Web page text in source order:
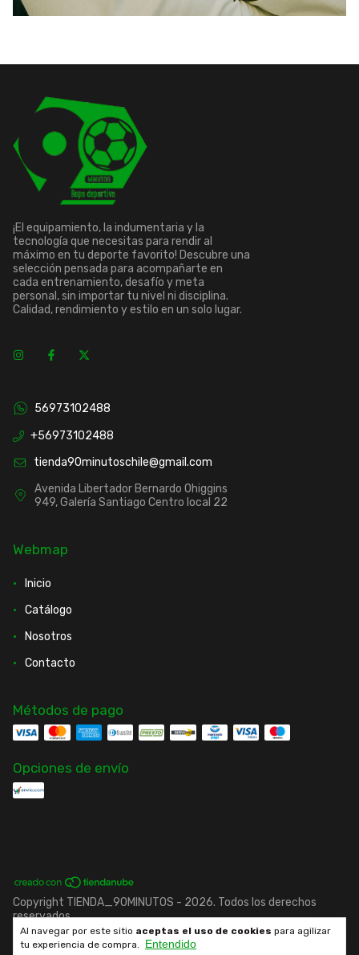
Al navegar por este sitio aceptas el uso de cookies para agilizar
tu experiencia de compra.
Entendido
¡El equipamiento, la indumentaria y la
tecnología que necesitas para rendir al
máximo en tu deporte favorito! Descubre una
selección pensada para acompañarte en
cada entrenamiento, desafío y meta
personal, sin importar tu nivel ni disciplina.
Calidad, rendimiento y estilo en un solo lugar.
56973102488
+56973102488
tienda90minutoschile@gmail.com
Avenida Libertador Bernardo Ohiggins
949, Galería Santiago Centro local 22
Webmap
Inicio
Catálogo
Nosotros
Contacto
Métodos de pago
Opciones de envío
Copyright TIENDA_90MINUTOS - 2026. Todos los derechos
reservados.
Desarrollado por fenrir.cl